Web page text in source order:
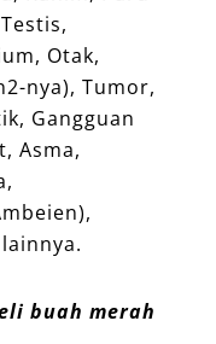
Otak,
nya), Tumor,
Gangguan
Asma,
buah merah